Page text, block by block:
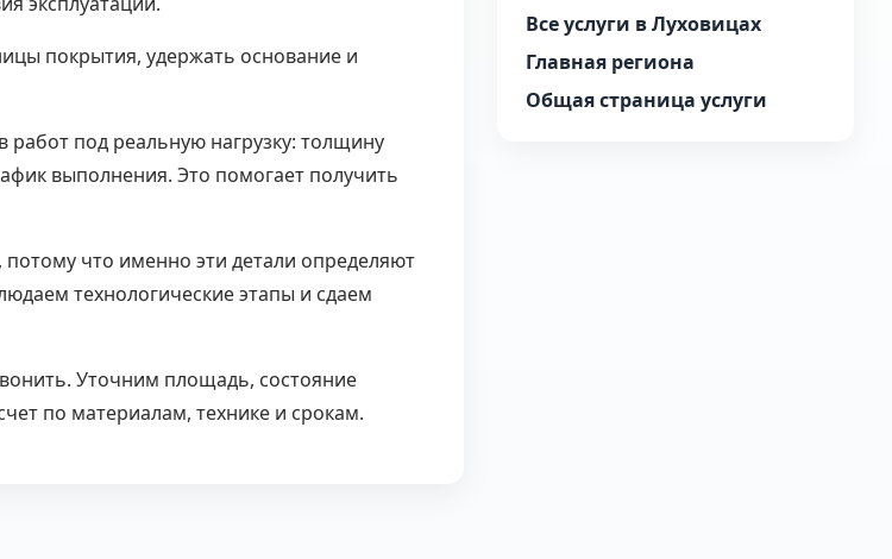
покрытия, удержать основание и
работ под реальную нагрузку: толщину
выполнения. Это помогает получить
что именно эти детали определяют
технологические этапы и сдаем
Уточним площадь, состояние
по материалам, технике и срокам.
Все услуги в Луховицах
Главная региона
Общая страница услуги